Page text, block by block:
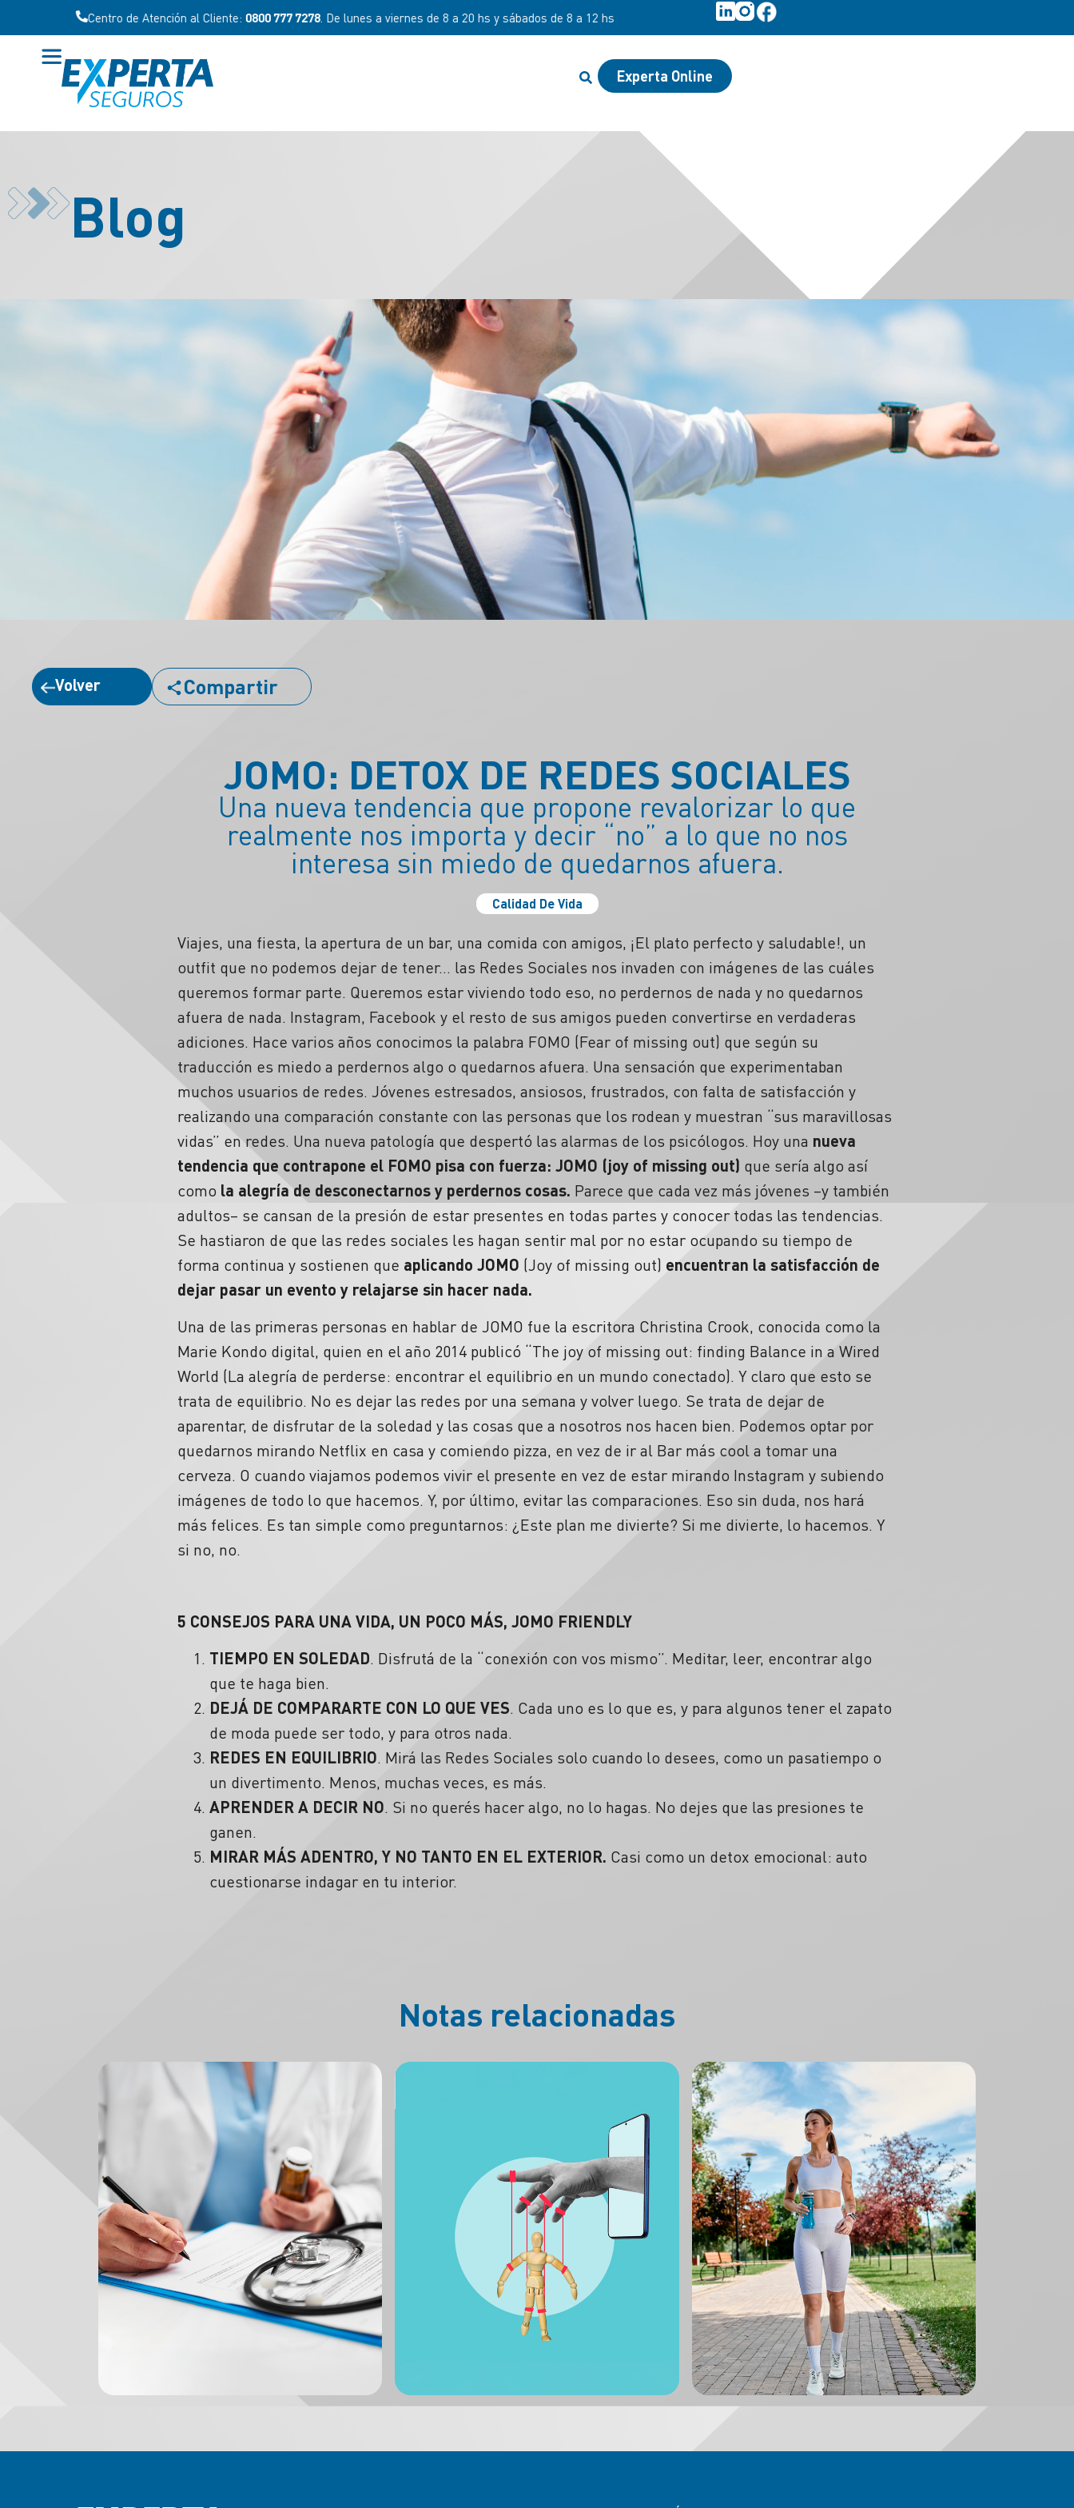
Centro de Atención al Cliente:0800 777 7278. De lunes a viernes de 8 a 20 hs y sábados de 8 a 12 hs
Experta Online
Blog
Volver Compartir
JOMO: DETOX DE REDES SOCIALES
Una nueva tendencia que propone revalorizar lo que
realmente nos importa y decir “no” a lo que no nos
interesa sin miedo de quedarnos afuera.
Calidad De Vida
Viajes, una fiesta, la apertura de un bar, una comida con amigos, ¡El plato perfecto y saludable!, un
outfit que no podemos dejar de tener… las Redes Sociales nos invaden con imágenes de las cuáles
queremos formar parte. Queremos estar viviendo todo eso, no perdernos de nada y no quedarnos
afuera de nada. Instagram, Facebook y el resto de sus amigos pueden convertirse en verdaderas
adiciones. Hace varios años conocimos la palabra FOMO (Fear of missing out) que según su
traducción es miedo a perdernos algo o quedarnos afuera. Una sensación que experimentaban
muchos usuarios de redes. Jóvenes estresados, ansiosos, frustrados, con falta de satisfacción y
realizando una comparación constante con las personas que los rodean y muestran “sus maravillosas
vidas” en redes. Una nueva patología que despertó las alarmas de los psicólogos. Hoy una nueva
tendencia que contrapone el FOMO pisa con fuerza: JOMO (joy of missing out) que sería algo así
como la alegría de desconectarnos y perdernos cosas. Parece que cada vez más jóvenes –y también
adultos– se cansan de la presión de estar presentes en todas partes y conocer todas las tendencias.
Se hastiaron de que las redes sociales les hagan sentir mal por no estar ocupando su tiempo de
forma continua y sostienen que aplicando JOMO (Joy of missing out) encuentran la satisfacción de
dejar pasar un evento y relajarse sin hacer nada.
Una de las primeras personas en hablar de JOMO fue la escritora Christina Crook, conocida como la
Marie Kondo digital, quien en el año 2014 publicó “The joy of missing out: finding Balance in a Wired
World (La alegría de perderse: encontrar el equilibrio en un mundo conectado). Y claro que esto se
trata de equilibrio. No es dejar las redes por una semana y volver luego. Se trata de dejar de
aparentar, de disfrutar de la soledad y las cosas que a nosotros nos hacen bien. Podemos optar por
quedarnos mirando Netflix en casa y comiendo pizza, en vez de ir al Bar más cool a tomar una
cerveza. O cuando viajamos podemos vivir el presente en vez de estar mirando Instagram y subiendo
imágenes de todo lo que hacemos. Y, por último, evitar las comparaciones. Eso sin duda, nos hará
más felices. Es tan simple como preguntarnos: ¿Este plan me divierte? Si me divierte, lo hacemos. Y
si no, no.
5 CONSEJOS PARA UNA VIDA, UN POCO MÁS, JOMO FRIENDLY
TIEMPO EN SOLEDAD. Disfrutá de la “conexión con vos mismo”. Meditar, leer, encontrar algo
que te haga bien.
DEJÁ DE COMPARARTE CON LO QUE VES. Cada uno es lo que es, y para algunos tener el zapato
de moda puede ser todo, y para otros nada.
REDES EN EQUILIBRIO. Mirá las Redes Sociales solo cuando lo desees, como un pasatiempo o
un divertimento. Menos, muchas veces, es más.
APRENDER A DECIR NO. Si no querés hacer algo, no lo hagas. No dejes que las presiones te
ganen.
MIRAR MÁS ADENTRO, Y NO TANTO EN EL EXTERIOR. Casi como un detox emocional: auto
cuestionarse indagar en tu interior.
Notas relacionadas